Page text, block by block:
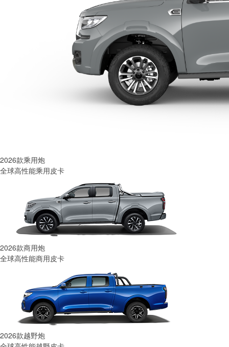
2026款乘用炮
全球高性能乘用皮卡
2026款商用炮
全球高性能商用皮卡
2026款越野炮